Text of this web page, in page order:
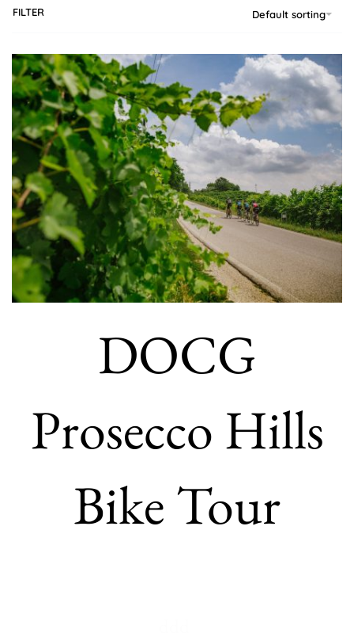
Default sorting
FILTER
DOCG
Prosecco Hills
Bike Tour